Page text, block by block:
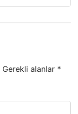
Gerekli alanlar *